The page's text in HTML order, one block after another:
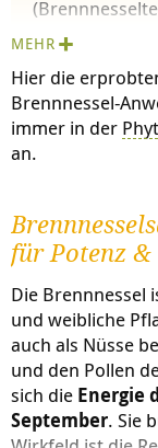
innerlich
Herbstkur mit
Smoothie mit
Förderung
MEHR
Hier die
Brennnessel-
immer in der
an.
für Potenz
Die Brennnessel
und weibliche
auch als Nüsse
und den Pollen
sich die Energie
September. Sie